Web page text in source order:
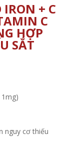
+ C
C
HỢP
SẮT
1mg)
nguy cơ thiếu